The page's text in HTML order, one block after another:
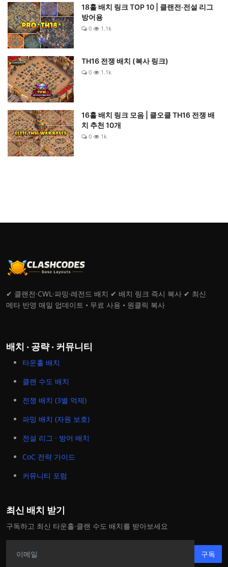
18홀 배치 링크 TOP 10 | 클랜전·전설 리그
방어용
0 1.1k
TH16 전쟁 배치 (복사 링크)
0 1.1k
16홀 배치 링크 모음 | 클오클 TH16 전쟁 배
치 추천 10개
0 1k
✔ 클랜전·CWL·파밍·레전드 배치 ✔ 배치 링크 즉시 복사 ✔ 최신
메타 반영 매일 업데이트 • 무료 사용 • 원클릭 복사
배치 · 공략 · 커뮤니티
타운홀 배치
클랜 수도 배치
전쟁 배치 (3별 억제)
파밍 배치 (자원 보호)
전설 리그 · 방어 배치
CoC 전략 가이드
커뮤니티 포럼
최신 배치 받기
구독하고 최신 타운홀·클랜 수도 배치를 받아보세요
구독